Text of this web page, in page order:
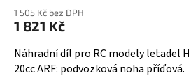
1 505 Kč bez DPH
1 821 Kč
Náhradní díl pro RC modely letadel
20cc ARF: podvozková noha příďová.